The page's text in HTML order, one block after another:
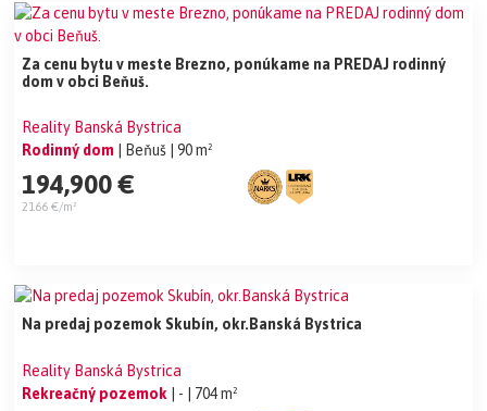
Za cenu bytu v meste Brezno, ponúkame na PREDAJ rodinný
dom v obci Beňuš.
Reality Banská Bystrica
Rodinný dom
| Beňuš | 90 m²
194,900 €
2166 €/m²
Na predaj pozemok Skubín, okr.Banská Bystrica
Reality Banská Bystrica
Rekreačný pozemok | - | 704 m²